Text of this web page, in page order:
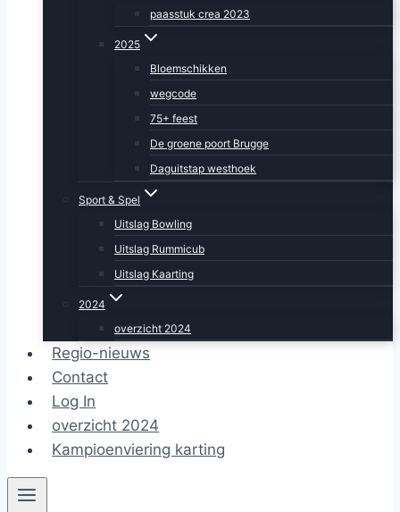
paasstuk crea 2023
2025
Bloemschikken
wegcode
75+ feest
De groene poort Brugge
Daguitstap westhoek
Sport & Spel
Uitslag Bowling
Uitslag Rummicub
Uitslag Kaarting
2024
overzicht 2024
Regio-nieuws
Contact
Log In
overzicht 2024
Kampioenviering karting